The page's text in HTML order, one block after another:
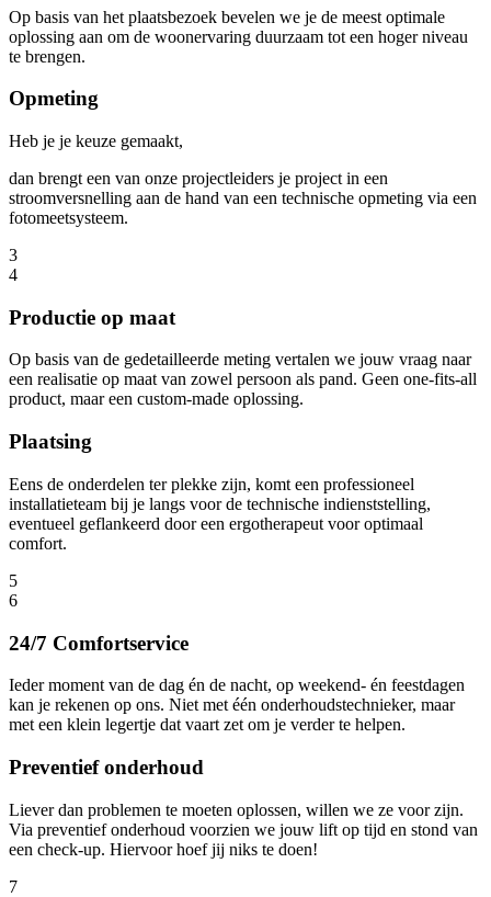
Op basis van het plaatsbezoek bevelen we je de meest optimale
oplossing aan om de woonervaring duurzaam tot een hoger niveau
te brengen.
Opmeting
Heb je je keuze gemaakt,
dan brengt een van onze projectleiders je project in een
stroomversnelling aan de hand van een technische opmeting via een
fotomeetsysteem.
3
4
Productie op maat
Op basis van de gedetailleerde meting vertalen we jouw vraag naar
een realisatie op maat van zowel persoon als pand. Geen one-fits-all
product, maar een custom-made oplossing.
Plaatsing
Eens de onderdelen ter plekke zijn, komt een professioneel
installatieteam bij je langs voor de technische indienststelling,
eventueel geflankeerd door een ergotherapeut voor optimaal
comfort.
5
6
24/7 Comfortservice
Ieder moment van de dag én de nacht, op weekend- én feestdagen
kan je rekenen op ons. Niet met één onderhoudstechnieker, maar
met een klein legertje dat vaart zet om je verder te helpen.
Preventief onderhoud
Liever dan problemen te moeten oplossen, willen we ze voor zijn.
Via preventief onderhoud voorzien we jouw lift op tijd en stond van
een check-up. Hiervoor hoef jij niks te doen!
7